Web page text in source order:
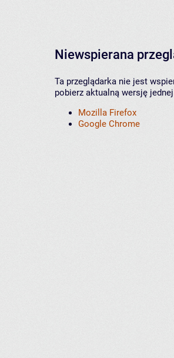
Niewspierana
Ta przeglądarka nie jest
pobierz aktualną wersję
Mozilla Firefox
Google Chrome